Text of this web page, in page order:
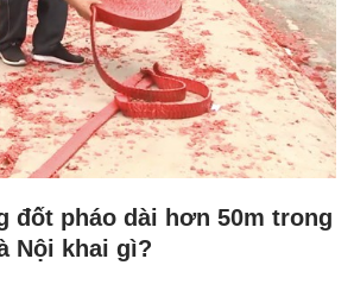
đốt pháo dài hơn 50m trong
Nội khai gì?